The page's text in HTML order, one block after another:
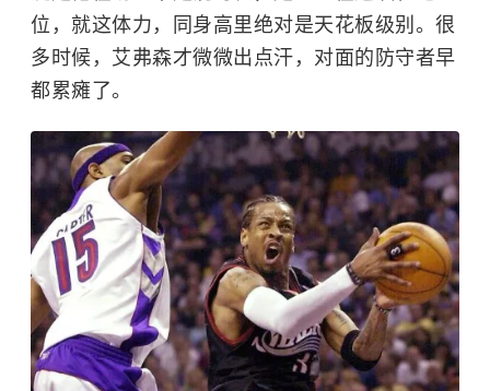
位，就这体力，同身高里绝对是天花板级别。很
多时候，艾弗森才微微出点汗，对面的防守者早
都累瘫了。